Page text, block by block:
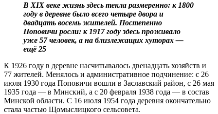
В XIX веке жизнь здесь текла размеренно: к 1800
году в деревне было всего четыре двора и
двадцать восемь жителей. Постепенно
Поповичи росли: к 1917 году здесь проживало
уже 57 человек, а на близлежащих хуторах —
ещё 25
К 1926 году в деревне насчитывалось двенадцать хозяйств и
77 жителей. Менялось и административное подчинение: с 26
июля 1930 года Поповичи вошли в Заславский район, с 26 мая
1935 года — в Минский, а с 20 февраля 1938 года — в состав
Минской области. С 16 июля 1954 года деревня окончательно
стала частью Щомыслицкого сельсовета.